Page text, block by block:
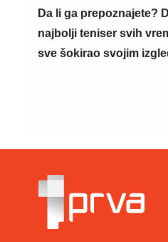
Da li ga prepoznajete?
najbolji teniser svih
sve šokirao svojim